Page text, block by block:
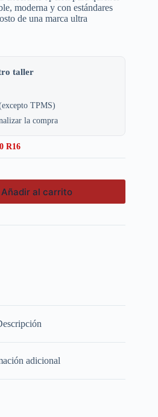
moderna y con estándares
de una marca ultra
taller
TPMS)
la compra
R16
Añadir al carrito
adicional